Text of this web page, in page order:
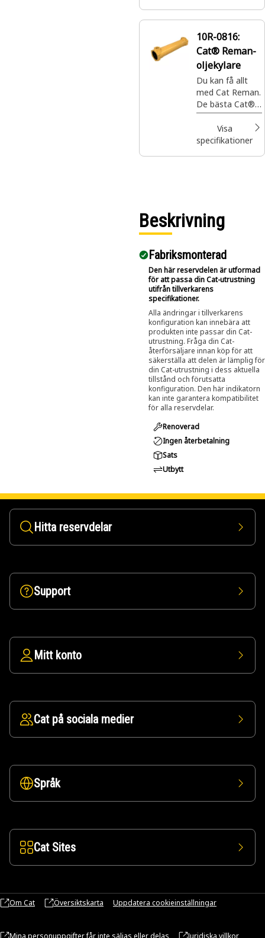
dem – till en
10R-0816:
Cat® Reman-
oljekylare
Du kan få allt
med Cat Reman.
De bästa Cat®-
delarna med
fullständig
garanti när och
Visa
specifikationer
Beskrivning
Fabriksmonterad
Den här reservdelen är utformad
för att passa din Cat-utrustning
utifrån tillverkarens
specifikationer.
Alla ändringar i tillverkarens
konfiguration kan innebära att
produkten inte passar din Cat-
utrustning. Fråga din Cat-
återförsäljare innan köp för att
säkerställa att delen är lämplig för
din Cat-utrustning i dess aktuella
tillstånd och förutsatta
konfiguration. Den här indikatorn
kan inte garantera kompatibilitet
för alla reservdelar.
Renoverad
Ingen återbetalning
Sats
Utbytt
Hitta reservdelar
Support
Mitt konto
Cat på sociala medier
Språk
Cat Sites
Om Cat Översiktskarta Uppdatera cookieinställningar
Mina personuppgifter får inte säljas eller delas Juridiska villkor